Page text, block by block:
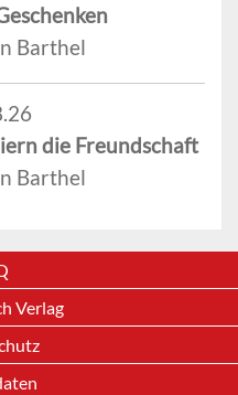
Barthel
die Freundschaft
Barthel
Verlag